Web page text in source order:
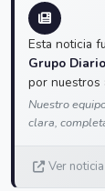
Esta noticia
Grupo
por nuestros
Nuestro
clara,
Ver